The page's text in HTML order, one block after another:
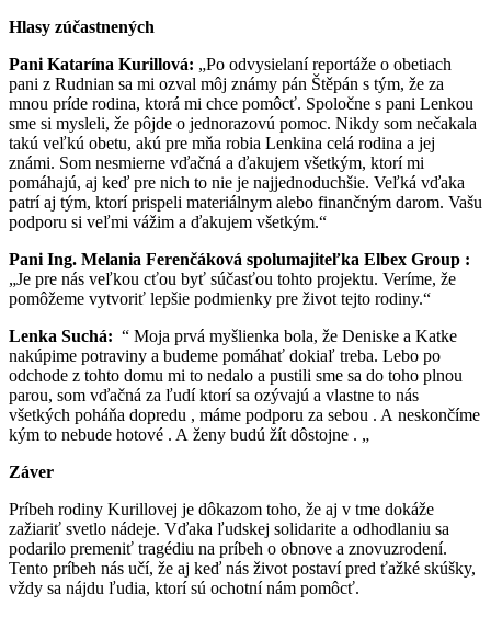
Hlasy zúčastnených
Pani Katarína Kurillová: „Po odvysielaní reportáže o obetiach
pani z Rudnian sa mi ozval môj známy pán Štěpán s tým, že za
mnou príde rodina, ktorá mi chce pomôcť. Spoločne s pani Lenkou
sme si mysleli, že pôjde o jednorazovú pomoc. Nikdy som nečakala
takú veľkú obetu, akú pre mňa robia Lenkina celá rodina a jej
známi. Som nesmierne vďačná a ďakujem všetkým, ktorí mi
pomáhajú, aj keď pre nich to nie je najjednoduchšie. Veľká vďaka
patrí aj tým, ktorí prispeli materiálnym alebo finančným darom. Vašu
podporu si veľmi vážim a ďakujem všetkým.“
Pani Ing. Melania Ferenčáková spolumajiteľka Elbex Group :
„Je pre nás veľkou cťou byť súčasťou tohto projektu. Veríme, že
pomôžeme vytvoriť lepšie podmienky pre život tejto rodiny.“
Lenka Suchá: “ Moja prvá myšlienka bola, že Deniske a Katke
nakúpime potraviny a budeme pomáhať dokiaľ treba. Lebo po
odchode z tohto domu mi to nedalo a pustili sme sa do toho plnou
parou, som vďačná za ľudí ktorí sa ozývajú a vlastne to nás
všetkých poháňa dopredu , máme podporu za sebou . A neskončíme
kým to nebude hotové . A ženy budú žít dôstojne . „
Záver
Príbeh rodiny Kurillovej je dôkazom toho, že aj v tme dokáže
zažiariť svetlo nádeje. Vďaka ľudskej solidarite a odhodlaniu sa
podarilo premeniť tragédiu na príbeh o obnove a znovuzrodení.
Tento príbeh nás učí, že aj keď nás život postaví pred ťažké skúšky,
vždy sa nájdu ľudia, ktorí sú ochotní nám pomôcť.